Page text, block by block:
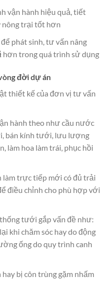
vận hành hiệu quả, tiết
nông trại tốt hơn
phát sinh, tư vấn nâng
hơn trong quá trình sử dụng
đời dự án
thiết kế của đơn vị tư vấn
hành theo như cầu nước
bán kính tưới, lưu lượng
làm hoa làm trái, phục hồi
làm trực tiếp mới có đủ trải
điều chỉnh cho phù hợp với
tưới gắp vấn đề như:
khi chăm sóc hay do động
ống do quy trình canh
bị côn trùng gặm nhấm